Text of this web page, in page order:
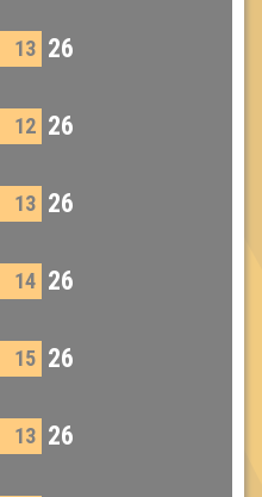
13 26
12 26
13 26
14 26
15 26
13 26